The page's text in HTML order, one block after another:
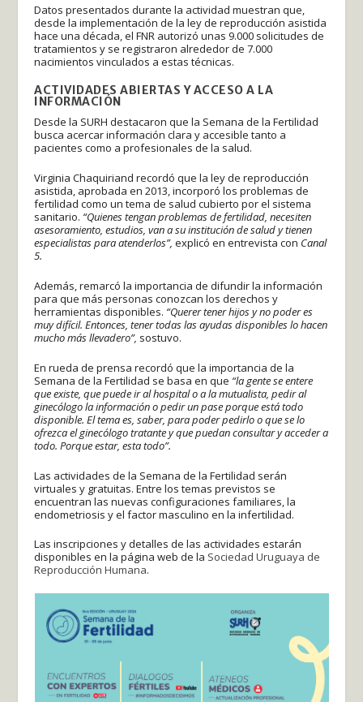
Datos presentados durante la actividad muestran que,
desde la implementación de la ley de reproducción asistida
hace una década, el FNR autorizó unas 9.000 solicitudes de
tratamientos y se registraron alrededor de 7.000
nacimientos vinculados a estas técnicas.
ACTIVIDADES ABIERTAS Y ACCESO A LA
INFORMACIÓN
Desde la SURH destacaron que la Semana de la Fertilidad
busca acercar información clara y accesible tanto a
pacientes como a profesionales de la salud.
Virginia Chaquiriand recordó que la ley de reproducción
asistida, aprobada en 2013, incorporó los problemas de
fertilidad como un tema de salud cubierto por el sistema
sanitario. “Quienes tengan problemas de fertilidad, necesiten
asesoramiento, estudios, van a su institución de salud y tienen
especialistas para atenderlos”, explicó en entrevista con Canal
5.
Además, remarcó la importancia de difundir la información
para que más personas conozcan los derechos y
herramientas disponibles. “Querer tener hijos y no poder es
muy difícil. Entonces, tener todas las ayudas disponibles lo hacen
mucho más llevadero”, sostuvo.
En rueda de prensa recordó que la importancia de la
Semana de la Fertilidad se basa en que “la gente se entere
que existe, que puede ir al hospital o a la mutualista, pedir al
ginecólogo la información o pedir un pase porque está todo
disponible. El tema es, saber, para poder pedirlo o que se lo
ofrezca el ginecólogo tratante y que puedan consultar y acceder a
todo. Porque estar, esta todo”.
Las actividades de la Semana de la Fertilidad serán
virtuales y gratuitas. Entre los temas previstos se
encuentran las nuevas configuraciones familiares, la
endometriosis y el factor masculino en la infertilidad.
Las inscripciones y detalles de las actividades estarán
disponibles en la página web de la Sociedad Uruguaya de
Reproducción Humana.